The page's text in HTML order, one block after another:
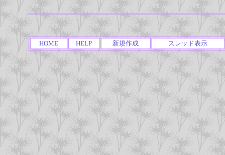
HOME HELP 新規作成 スレッド表示